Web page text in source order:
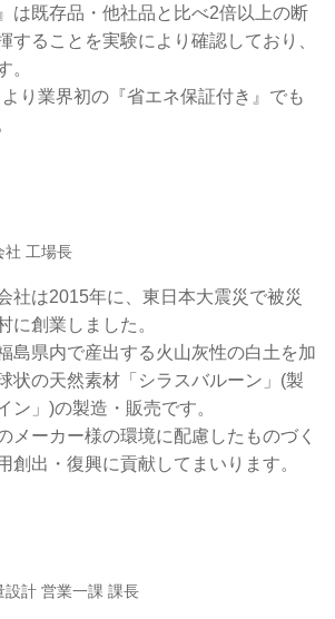
は既存品・他社品と比べ2倍以上の断
することを実験により確認しており、
。
り業界初の『省エネ保証付き』でも
社 工場長
社は2015年に、東日本大震災で被災
に創業しました。
島県内で産出する火山灰性の白土を加
状の天然素材「シラスバルーン」(製
ン」)の製造・販売です。
メーカー様の環境に配慮したものづく
創出・復興に貢献してまいります。
計 営業一課 課長